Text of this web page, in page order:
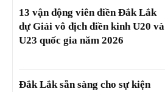
13 vận động viên điền Đắk Lắk
dự Giải vô địch điền kinh U20 và
U23 quốc gia năm 2026
Đắk Lắk sẵn sàng cho sự kiện